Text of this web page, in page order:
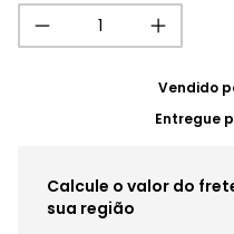
Vendido
Entregue